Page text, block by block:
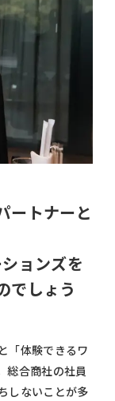
ートナーと
ョンズを
でしょう
「体験できるワ
総合商社の社員
しないことが多